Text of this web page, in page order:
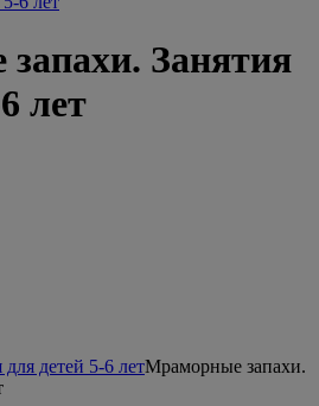
Занятия
лет
для детей 5-6 летМраморные запахи.